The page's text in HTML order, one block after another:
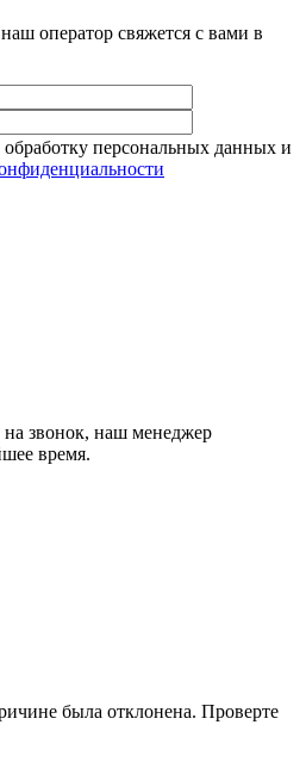
оператор свяжется с вами в
обработку персональных данных и
звонок, наш менеджер
время.
была отклонена. Проверте